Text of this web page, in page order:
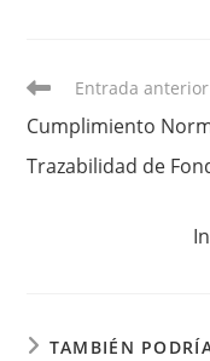
Leer
artículos
Entrada anterior
Cumplimiento
Trazabilidad de
TAMBIÉN